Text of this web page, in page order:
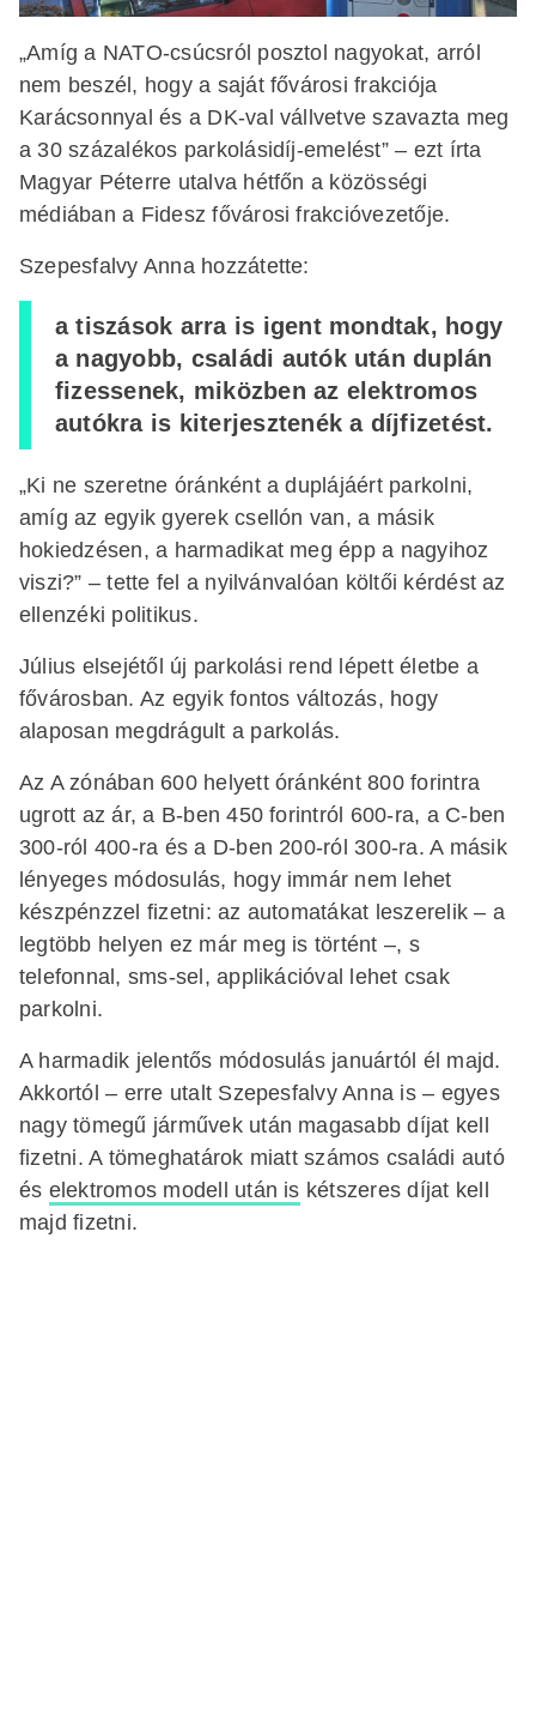
„Amíg a NATO-csúcsról posztol nagyokat, arról
nem beszél, hogy a saját fővárosi frakciója
Karácsonnyal és a DK-val vállvetve szavazta meg
a 30 százalékos parkolásidíj-emelést” – ezt írta
Magyar Péterre utalva hétfőn a közösségi
médiában a Fidesz fővárosi frakcióvezetője.
Szepesfalvy Anna hozzátette:
a tiszások arra is igent mondtak, hogy
a nagyobb, családi autók után duplán
fizessenek, miközben az elektromos
autókra is kiterjesztenék a díjfizetést.
„Ki ne szeretne óránként a duplájáért parkolni,
amíg az egyik gyerek csellón van, a másik
hokiedzésen, a harmadikat meg épp a nagyihoz
viszi?” – tette fel a nyilvánvalóan költői kérdést az
ellenzéki politikus.
Július elsejétől új parkolási rend lépett életbe a
fővárosban. Az egyik fontos változás, hogy
alaposan megdrágult a parkolás.
Az A zónában 600 helyett óránként 800 forintra
ugrott az ár, a B-ben 450 forintról 600-ra, a C-ben
300-ról 400-ra és a D-ben 200-ról 300-ra. A másik
lényeges módosulás, hogy immár nem lehet
készpénzzel fizetni: az automatákat leszerelik – a
legtöbb helyen ez már meg is történt –, s
telefonnal, sms-sel, applikációval lehet csak
parkolni.
A harmadik jelentős módosulás januártól él majd.
Akkortól – erre utalt Szepesfalvy Anna is – egyes
nagy tömegű járművek után magasabb díjat kell
fizetni. A tömeghatárok miatt számos családi autó
és elektromos modell után is kétszeres díjat kell
majd fizetni.